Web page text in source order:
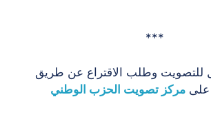
***
للتصويت وطلب الاقتراع عن طريق
على مركز تصويت الحزب الوطني